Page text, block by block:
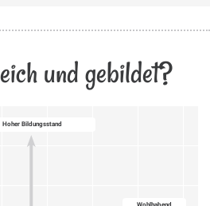
und gebildet?
Hoher Bildungsstand